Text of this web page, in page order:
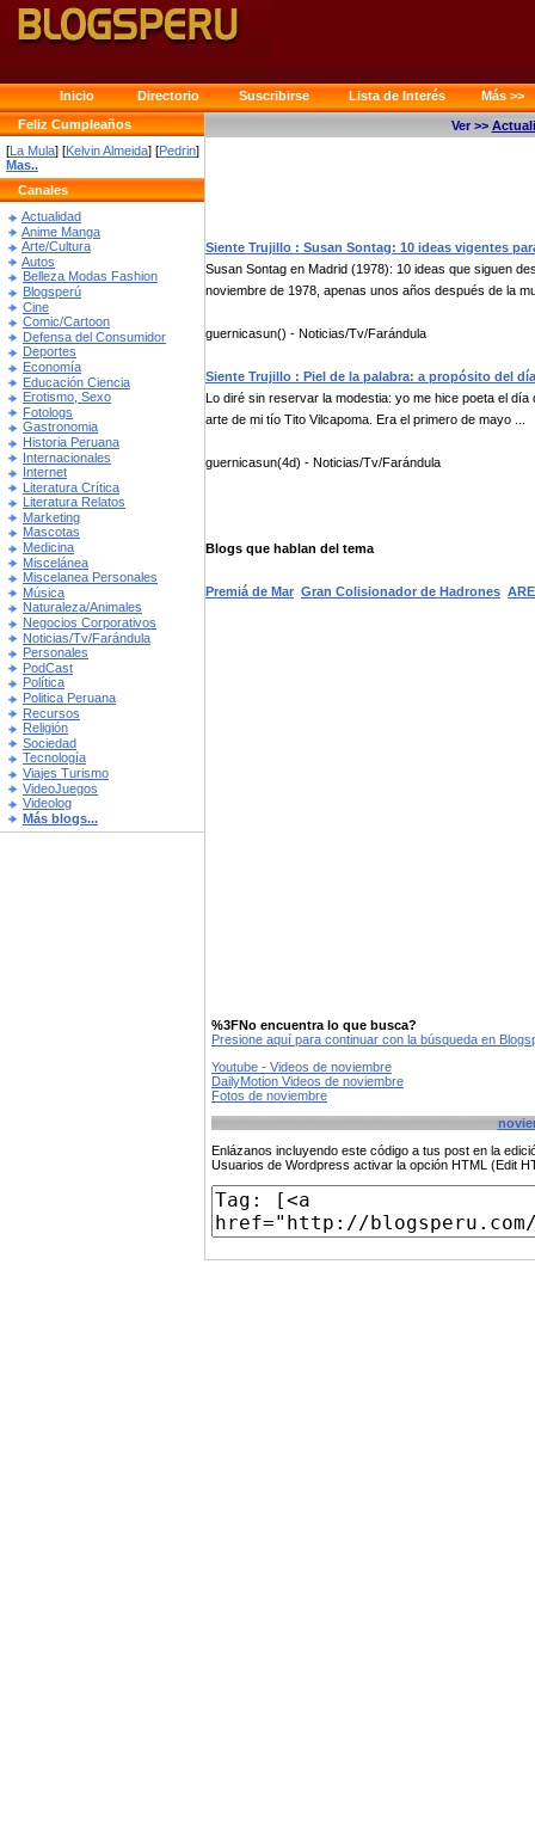
Inicio Directorio Suscribirse Lista de Interés
Más >>
Feliz Cumpleaños
[La Mula] [Kelvin Almeida] [Pedrin]
Mas..
Canales
Actualidad
Anime Manga
Arte/Cultura
Autos
Belleza Modas Fashion
Blogsperú
Cine
Comic/Cartoon
Defensa del Consumidor
Deportes
Economía
Educación Ciencia
Erotismo, Sexo
Fotologs
Gastronomia
Historia Peruana
Internacionales
Internet
Literatura Crítica
Literatura Relatos
Marketing
Mascotas
Medicina
Miscelánea
Miscelanea Personales
Música
Naturaleza/Animales
Negocios Corporativos
Noticias/Tv/Farándula
Personales
PodCast
Política
Politica Peruana
Recursos
Religión
Sociedad
Tecnología
Viajes Turismo
VideoJuegos
Videolog
Más blogs...
Ver >>
Siente Trujillo : Susan Sontag: 10 ideas vigentes
Susan Sontag en Madrid (1978): 10 ideas que siguen
noviembre de 1978, apenas unos años después de la
guernicasun() - Noticias/Tv/Farándula
Siente Trujillo : Piel de la palabra: a propósito del
Lo diré sin reservar la modestia: yo me hice poeta el
arte de mi tío Tito Vilcapoma. Era el primero de mayo ...
guernicasun(4d) - Noticias/Tv/Farándula
Blogs que hablan del tema
Premiá de Mar Gran Colisionador de Hadrones
%3FNo encuentra lo que busca?
Presione aquí para continuar con la búsqueda en
Youtube - Videos de noviembre
DailyMotion Videos de noviembre
Fotos de noviembre
Enlázanos incluyendo este código a tus post en la
Usuarios de Wordpress activar la opción HTML (Edit